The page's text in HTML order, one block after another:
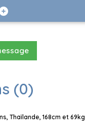
(0)
Thaïlande, 168cm et 69kg